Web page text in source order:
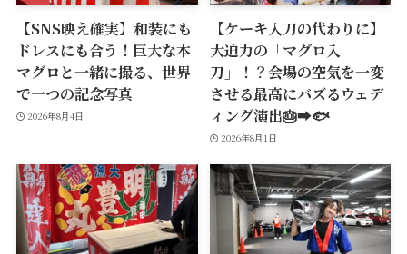
【SNS映え確実】和装にも
ドレスにも合う！巨大な本
マグロと一緒に撮る、世界
で一つの記念写真
2026年8月4日
【ケーキ入刀の代わりに】
大迫力の「マグロ入
刀」！？会場の空気を一変
させる最高にバズるウェデ
ィング演出🎂➡️🐟
2026年8月1日